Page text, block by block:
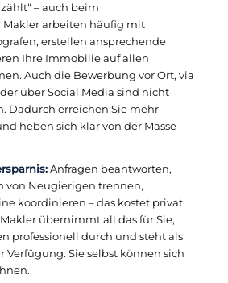
– auch beim
arbeiten häufig mit
erstellen ansprechende
Ihre Immobilie auf allen
Auch die Bewerbung vor Ort, via
über Social Media sind nicht
Dadurch erreichen Sie mehr
heben sich klar von der Masse
Anfragen beantworten,
von Neugierigen trennen,
koordinieren – das kostet privat
übernimmt all das für Sie,
professionell durch und steht als
Verfügung. Sie selbst können sich